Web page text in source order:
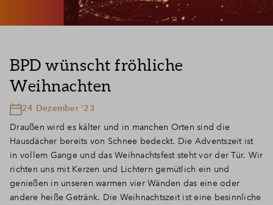
BPD wünscht fröhliche
Weihnachten
24 Dezember '23
Draußen wird es kälter und in manchen Orten sind die
Hausdächer bereits von Schnee bedeckt. Die Adventszeit ist
in vollem Gange und das Weihnachtsfest steht vor der Tür. Wir
richten uns mit Kerzen und Lichtern gemütlich ein und
genießen in unseren warmen vier Wänden das eine oder
andere heiße Getränk. Die Weihnachtszeit ist eine besinnliche